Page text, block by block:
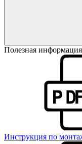
Полезная информация
Инструкция по